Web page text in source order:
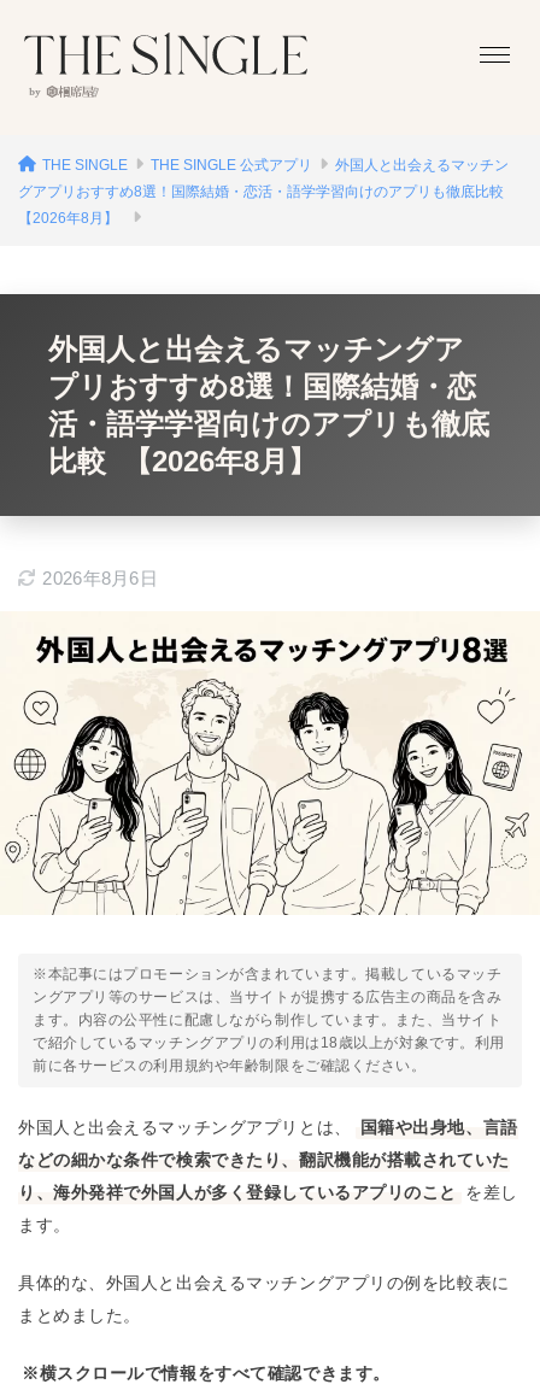
THE SINGLE THE SINGLE 公式アプリ
外国人と出会えるマッチン
グアプリおすすめ8選！国際結婚・恋活・語学学習向けのアプリも徹底比較
【2026年8月】
外国人と出会えるマッチングア
プリおすすめ8選！国際結婚・恋
活・語学学習向けのアプリも徹底
比較 【2026年8月】
2026年8月6日
※本記事にはプロモーションが含まれています。掲載しているマッチ
ングアプリ等のサービスは、当サイトが提携する広告主の商品を含み
ます。内容の公平性に配慮しながら制作しています。また、当サイト
で紹介しているマッチングアプリの利用は18歳以上が対象です。利用
前に各サービスの利用規約や年齢制限をご確認ください。
外国人と出会えるマッチングアプリとは、
国籍や出身地、言語
などの細かな条件で検索できたり、翻訳機能が搭載されていた
り、海外発祥で外国人が多く登録しているアプリのこと
を差し
ます。
具体的な、外国人と出会えるマッチングアプリの例を比較表に
まとめました。
※横スクロールで情報をすべて確認できます。